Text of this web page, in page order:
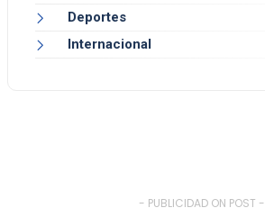
Deportes
Internacional
- PUBLICIDAD ON POST -